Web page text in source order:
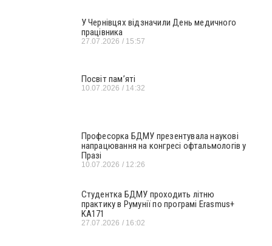
У Чернівцях відзначили День медичного
працівника
27.07.2026 15:57
Посвіт пам’яті
10.07.2026 14:32
Професорка БДМУ презентувала наукові
напрацювання на конгресі офтальмологів у
Празі
10.07.2026 12:26
Студентка БДМУ проходить літню
практику в Румунії по програмі Erasmus+
KA171
27.07.2026 16:02